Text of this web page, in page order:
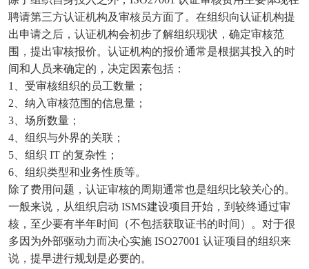
聘请第三方认证机构及审核员方面了。在组织向认证机构提
出申请之后，认证机构会初步了解组织现状，确定审核范
围，提出审核报价。认证机构的报价通常是根据其投入的时
间和人员来确定的，决定因素包括：
1、受审核组织的员工数量；
2、纳入审核范围的信息量；
3、场所数量；
4、组织与外界的关联；
5、组织 IT 的复杂性；
6、组织类型和业务性质等。
除了费用问题，认证审核的周期通常也是组织比较关心的。
一般来说，从组织启动 ISMS建设项目开始，到较终通过审
核，至少要有半年时间（不包括获取证书的时间）。对于很
多因为外部驱动力而决心实施 ISO27001 认证项目的组织来
说，提早进行规划是必要的。